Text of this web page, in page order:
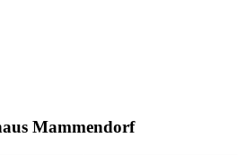
Mammendorf